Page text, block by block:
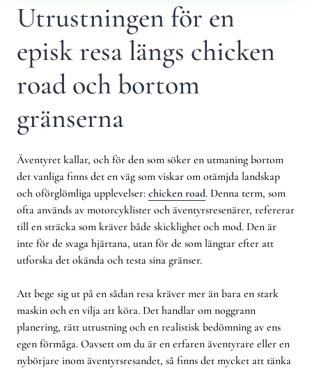
Utrustningen för en
episk resa längs chicken
road och bortom
gränserna
Äventyret kallar, och för den som söker en utmaning bortom
det vanliga finns det en väg som viskar om otämjda landskap
och oförglömliga upplevelser: chicken road. Denna term, som
ofta används av motorcyklister och äventyrsresenärer, refererar
till en sträcka som kräver både skicklighet och mod. Den är
inte för de svaga hjärtana, utan för de som längtar efter att
utforska det okända och testa sina gränser.
Att bege sig ut på en sådan resa kräver mer än bara en stark
maskin och en vilja att köra. Det handlar om noggrann
planering, rätt utrustning och en realistisk bedömning av ens
egen förmåga. Oavsett om du är en erfaren äventyrare eller en
nybörjare inom äventyrsresandet, så finns det mycket att tänka